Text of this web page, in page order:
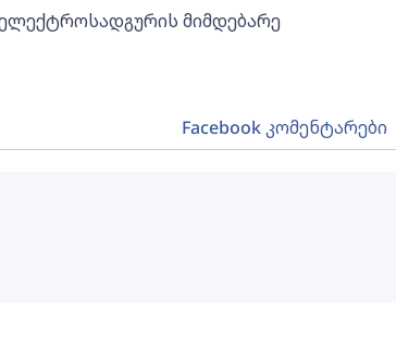
მიმდებარე
Facebook კომენტარები